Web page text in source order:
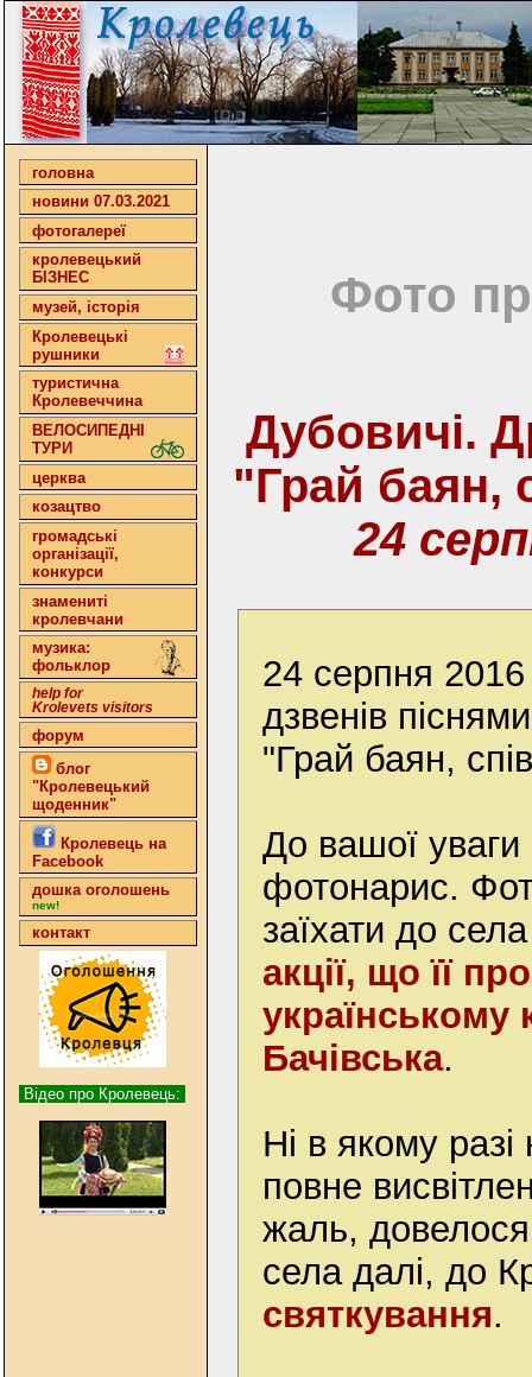
головна
новини 07.03.2021
фотогалереї
кролевецький
БІЗНЕС
музей, історія
Кролевецькі
рушники
туристична
Кролевеччина
ВЕЛОСИПЕДНІ
ТУРИ
церква
козацтво
громадські
організації,
конкурси
знамениті
кролевчани
музика:
фольклор
help for
Krolevets visitors
форум
блог
"Кролевецький
щоденник"
Кролевець на
Facebook
дошка оголошень
new!
контакт
Відео про Кролевець:
Фото
Дубовичі.
"Грай баян,
24
24 серпня
дзвенів
"Грай баян,
До вашої уваги
фотонарис.
заїхати до
акції, що її
українському
Бачівська.
Ні в якому
повне
жаль, довелося
села далі, до
святкування.